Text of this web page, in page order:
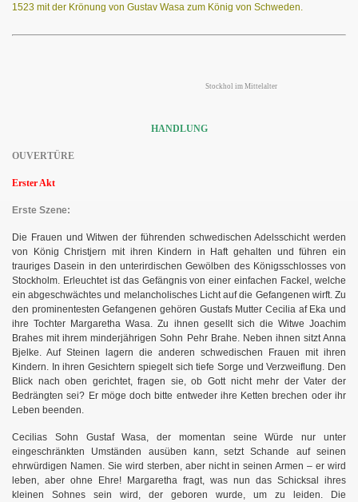
1523 mit der Krönung von Gustav Wasa zum König von Schweden.
Stockhol im Mittelalter
HANDLUNG
OUVERTÜRE
Erster Akt
Erste Szene:
Die Frauen und Witwen der führenden schwedischen Adelsschicht werden
von König Christjern mit ihren Kindern in Haft gehalten und führen ein
trauriges Dasein in den unterirdischen Gewölben des Königsschlosses von
Stockholm. Erleuchtet ist das Gefängnis von einer einfachen Fackel, welche
ein abgeschwächtes und melancholisches Licht auf die Gefangenen wirft. Zu
den prominentesten Gefangenen gehören Gustafs Mutter Cecilia af Eka und
ihre Tochter Margaretha Wasa. Zu ihnen gesellt sich die Witwe Joachim
Brahes mit ihrem minderjährigen Sohn Pehr Brahe. Neben ihnen sitzt Anna
Bjelke. Auf Steinen lagern die anderen schwedischen Frauen mit ihren
Kindern. In ihren Gesichtern spiegelt sich tiefe Sorge und Verzweiflung. Den
Blick nach oben gerichtet, fragen sie, ob Gott nicht mehr der Vater der
Bedrängten sei? Er möge doch bitte entweder ihre Ketten brechen oder ihr
Leben beenden.
Cecilias Sohn Gustaf Wasa, der momentan seine Würde nur unter
eingeschränkten Umständen ausüben kann, setzt Schande auf seinen
ehrwürdigen Namen. Sie wird sterben, aber nicht in seinen Armen – er wird
leben, aber ohne Ehre! Margaretha fragt, was nun das Schicksal ihres
kleinen Sohnes sein wird, der geboren wurde, um zu leiden. Die